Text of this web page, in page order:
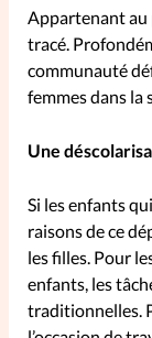
Faire un
La
éditions
À propos
La
Appartenant au
tracé.
communauté
femmes dans la
Une
Si les enfants
raisons de ce
les filles. Pour
enfants, les
traditionnelles.